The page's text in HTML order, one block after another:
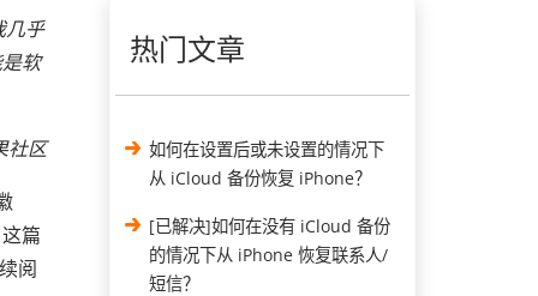
几乎
软
社区
篇
阅
热门文章
如何在设置后或未设置的情况下
从 iCloud 备份恢复 iPhone？
[已解决]如何在没有 iCloud 备份
的情况下从 iPhone 恢复联系人/
短信？